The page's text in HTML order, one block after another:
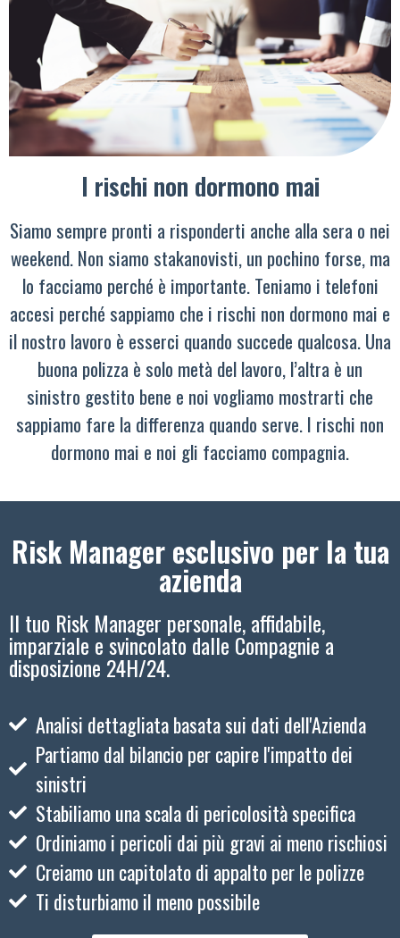
I rischi non dormono mai
Siamo sempre pronti a risponderti anche alla sera o nei
weekend. Non siamo stakanovisti, un pochino forse, ma
lo facciamo perché è importante. Teniamo i telefoni
accesi perché sappiamo che i rischi non dormono mai e
il nostro lavoro è esserci quando succede qualcosa. Una
buona polizza è solo metà del lavoro, l’altra è un
sinistro gestito bene e noi vogliamo mostrarti che
sappiamo fare la differenza quando serve. I rischi non
dormono mai e noi gli facciamo compagnia.
Risk Manager esclusivo per la tua
azienda
Il tuo Risk Manager personale, affidabile,
imparziale e svincolato dalle Compagnie a
disposizione 24H/24.
Analisi dettagliata basata sui dati dell'Azienda
Partiamo dal bilancio per capire l'impatto dei
sinistri
Stabiliamo una scala di pericolosità specifica
Ordiniamo i pericoli dai più gravi ai meno rischiosi
Creiamo un capitolato di appalto per le polizze
Ti disturbiamo il meno possibile